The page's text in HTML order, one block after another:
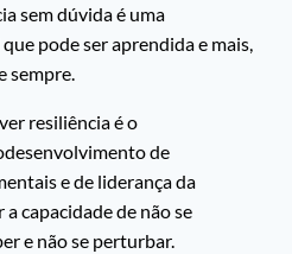
sem dúvida é uma
pode ser aprendida e mais,
sempre.
resiliência é o
de
e de liderança da
capacidade de não se
e não se perturbar.